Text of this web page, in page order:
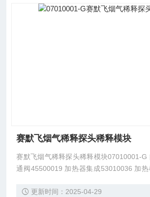
赛默飞烟气稀释探头稀释模块
赛默飞烟气稀释探头稀释模块07010001-G
通阀45500019 加热器集成53010036 加热
ED-G-SPARE ）
更新时间：2025-04-29